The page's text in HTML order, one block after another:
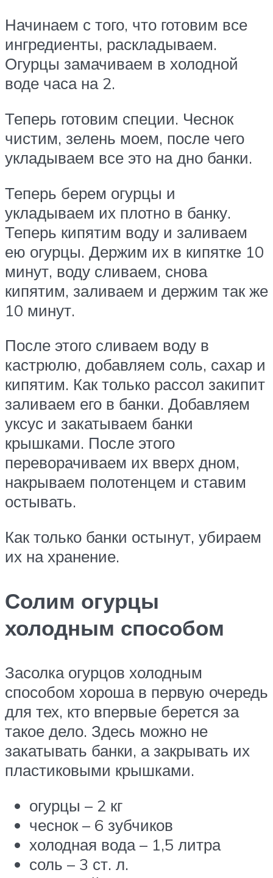
Начинаем с того, что готовим все
ингредиенты, раскладываем.
Огурцы замачиваем в холодной
воде часа на 2.
Теперь готовим специи. Чеснок
чистим, зелень моем, после чего
укладываем все это на дно банки.
Теперь берем огурцы и
укладываем их плотно в банку.
Теперь кипятим воду и заливаем
ею огурцы. Держим их в кипятке 10
минут, воду сливаем, снова
кипятим, заливаем и держим так же
10 минут.
После этого сливаем воду в
кастрюлю, добавляем соль, сахар и
кипятим. Как только рассол закипит
заливаем его в банки. Добавляем
уксус и закатываем банки
крышками. После этого
переворачиваем их вверх дном,
накрываем полотенцем и ставим
остывать.
Как только банки остынут, убираем
их на хранение.
Солим огурцы
холодным способом
Засолка огурцов холодным
способом хороша в первую очередь
для тех, кто впервые берется за
такое дело. Здесь можно не
закатывать банки, а закрывать их
пластиковыми крышками.
огурцы – 2 кг
чеснок – 6 зубчиков
холодная вода – 1,5 литра
соль – 3 ст. л.